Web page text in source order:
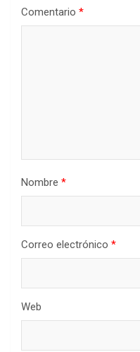
Comentario *
Nombre *
Correo electrónico *
Web